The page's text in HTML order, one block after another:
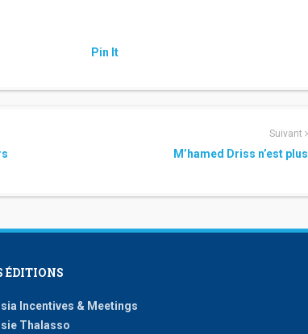
Pin It
Suivant
M’hamed Driss n’est plus
ÉDITIONS
Incentives & Meetings
Thalasso